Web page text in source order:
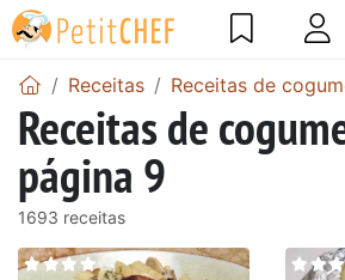
Receitas Receitas de
Receitas de
página 9
1693 receitas